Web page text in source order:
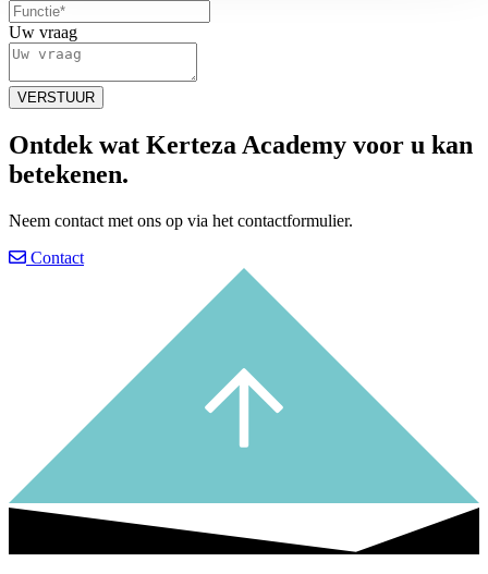
Uw vraag
VERSTUUR
Ontdek wat Kerteza Academy voor u kan
betekenen.
Neem contact met ons op via het contactformulier.
Contact